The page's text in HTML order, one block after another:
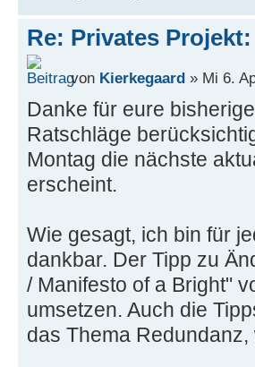
Re: Privates
von Kierkegaard » Mi 6.
Danke für eure
Ratschläge
Montag die nächste
erscheint.
Wie gesagt, ich bin für
dankbar. Der Tipp zu
/ Manifesto of a Bright"
umsetzen. Auch die
das Thema